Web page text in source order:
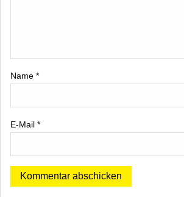
Name *
E-Mail *